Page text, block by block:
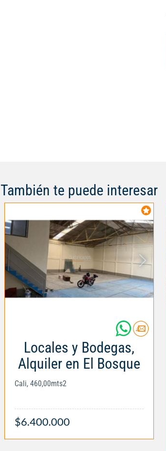
También te puede interesar
Locales y Bodegas,
Alquiler en El Bosque
Cali, 460,00mts2
$6.400.000